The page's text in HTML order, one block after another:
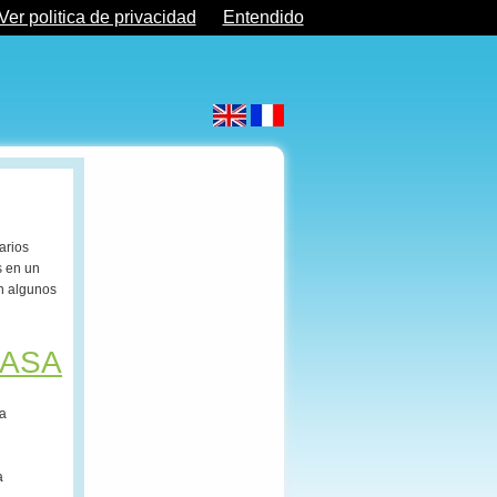
en un
algunos
politica de privacidad Entendido